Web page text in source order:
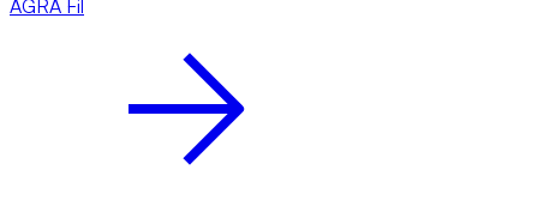
AGRA Fil